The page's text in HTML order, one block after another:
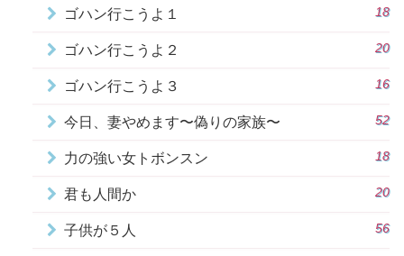
ゴハン行こうよ１ 18
ゴハン行こうよ２ 20
ゴハン行こうよ３ 16
今日、妻やめます〜偽りの家族〜 52
力の強い女トボンスン 18
君も人間か 20
子供が５人 56